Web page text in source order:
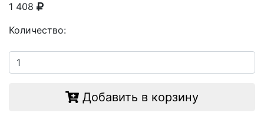
1 408
Количество:
Добавить в корзину